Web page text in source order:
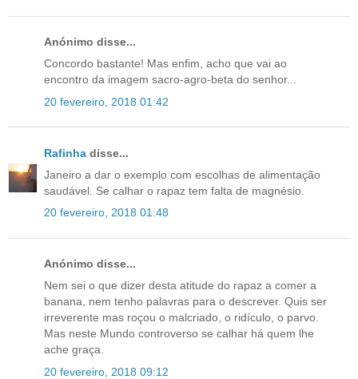
Anónimo disse...
Concordo bastante! Mas enfim, acho que vai ao
encontro da imagem sacro-agro-beta do senhor...
20 fevereiro, 2018 01:42
Rafinha disse...
Janeiro a dar o exemplo com escolhas de alimentação
saudável. Se calhar o rapaz tem falta de magnésio.
20 fevereiro, 2018 01:48
Anónimo disse...
Nem sei o que dizer desta atitude do rapaz a comer a
banana, nem tenho palavras para o descrever. Quis ser
irreverente mas roçou o malcriado, o ridículo, o parvo.
Mas neste Mundo controverso se calhar há quem lhe
ache graça.
20 fevereiro, 2018 09:12